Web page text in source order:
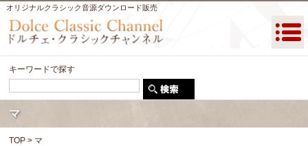
オリジナルクラシック音源ダウンロード販売
キーワードで探す
マ
TOP > マ